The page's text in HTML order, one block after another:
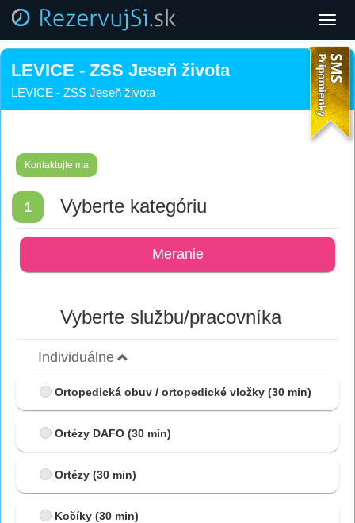
LEVICE - ZSS Jeseň života
LEVICE - ZSS Jeseň života
Kontaktujte ma
1 Vyberte kategóriu
Meranie
Vyberte službu/pracovníka
Individuálne
Ortopedická obuv / ortopedické vložky (30 min)
Ortézy DAFO (30 min)
Ortézy (30 min)
Kočíky (30 min)